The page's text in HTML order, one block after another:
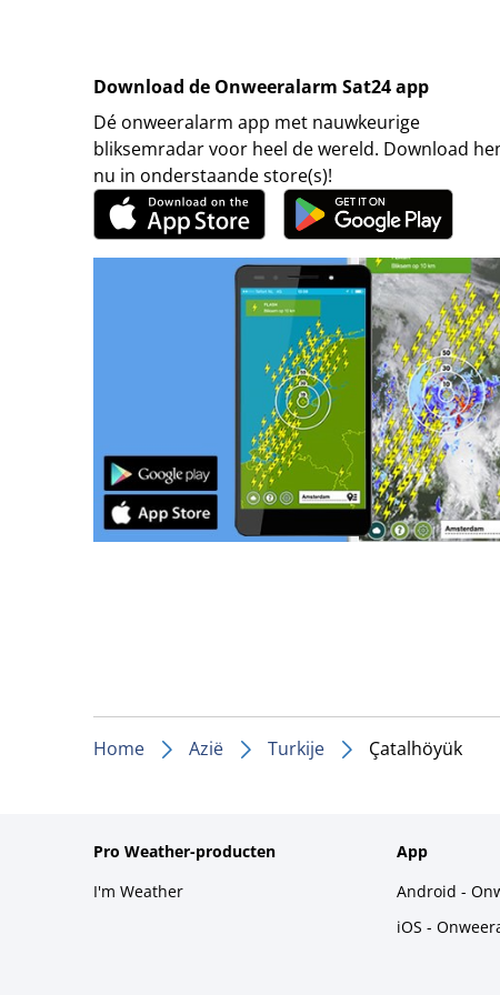
Download de Onweeralarm Sat24 app
Dé onweeralarm app met nauwkeurige
bliksemradar voor heel de wereld. Download
nu in onderstaande store(s)!
Home Azië Turkije Çatalhöyük
Pro Weather-producten
I'm Weather
App
Android -
iOS -